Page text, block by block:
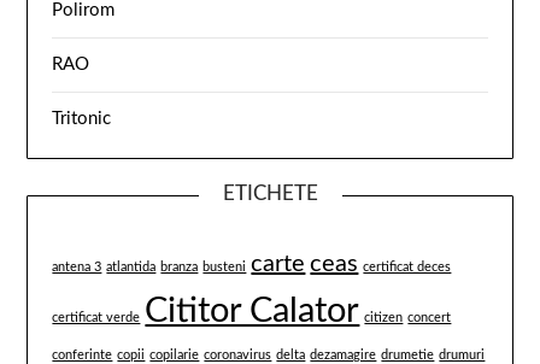
Polirom
RAO
Tritonic
ETICHETE
antena 3 atlantida branza busteni carte ceas certificat deces
certificat verde Cititor Calator citizen concert
conferinte copii copilarie coronavirus delta dezamagire drumetie drumuri